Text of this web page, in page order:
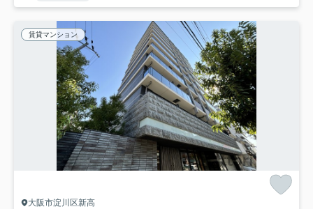
賃貸マンション
大阪市淀川区新高